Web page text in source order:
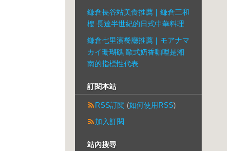
鎌倉長谷站美食推薦｜鎌倉三和
樓 長達半世紀的日式中華料理
鎌倉七里濱餐廳推薦｜モアナマ
カイ珊瑚礁 歐式奶香咖哩是湘
南的指標性代表
訂閱本站
RSS訂閱 (如何使用RSS)
加入訂閱
站內搜尋